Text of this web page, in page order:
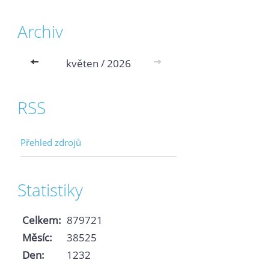
Archiv
<< květen / 2026 >>
RSS
Přehled zdrojů
Statistiky
Celkem: 879721
Měsíc:
38525
Den:
1232